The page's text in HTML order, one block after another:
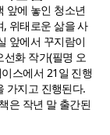
앞에 놓인 청소년
, 위태로운 삶을 사
앞에서 꾸지람이
화 작가(필명 오
스에서 21일 진행
가지고 진행된다.
은 작년 말 출간된